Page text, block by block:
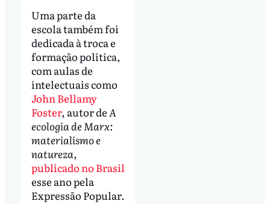
Uma parte da
escola também foi
dedicada à troca e
formação política,
com aulas de
intelectuais como
John Bellamy
Foster, autor deA
ecologia de Marx:
materialismo e
natureza,
publicado no Brasil
esse ano pela
Expressão Popular.